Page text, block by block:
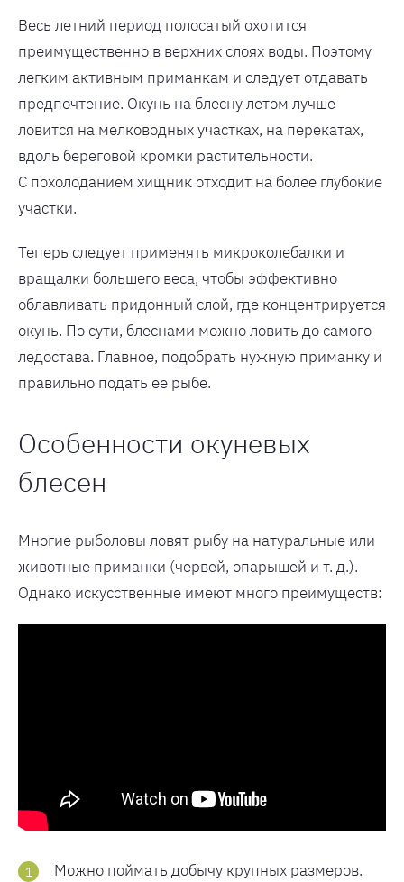
Весь летний период полосатый охотится
преимущественно в верхних слоях воды. Поэтому
легким активным приманкам и следует отдавать
предпочтение. Окунь на блесну летом лучше
ловится на мелководных участках, на перекатах,
вдоль береговой кромки растительности.
С похолоданием хищник отходит на более глубокие
участки.
Теперь следует применять микроколебалки и
вращалки большего веса, чтобы эффективно
облавливать придонный слой, где концентрируется
окунь. По сути, блеснами можно ловить до самого
ледостава. Главное, подобрать нужную приманку и
правильно подать ее рыбе.
Особенности окуневых
блесен
Многие рыболовы ловят рыбу на натуральные или
животные приманки (червей, опарышей и т. д.).
Однако искусственные имеют много преимуществ:
Можно поймать добычу крупных размеров.